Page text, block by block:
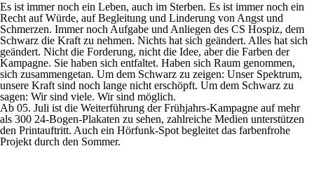
Es ist immer noch ein Leben, auch im Sterben. Es ist immer noch ein
Recht auf Würde, auf Begleitung und Linderung von Angst und
Schmerzen. Immer noch Aufgabe und Anliegen des CS Hospiz, dem
Schwarz die Kraft zu nehmen. Nichts hat sich geändert. Alles hat sich
geändert. Nicht die Forderung, nicht die Idee, aber die Farben der
Kampagne. Sie haben sich entfaltet. Haben sich Raum genommen,
sich zusammengetan. Um dem Schwarz zu zeigen: Unser Spektrum,
unsere Kraft sind noch lange nicht erschöpft. Um dem Schwarz zu
sagen: Wir sind viele. Wir sind möglich.
Ab 05. Juli ist die Weiterführung der Frühjahrs-Kampagne auf mehr
als 300 24-Bogen-Plakaten zu sehen, zahlreiche Medien unterstützen
den Printauftritt. Auch ein Hörfunk-Spot begleitet das farbenfrohe
Projekt durch den Sommer.